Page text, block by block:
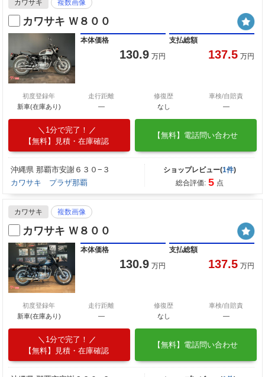
カワサキ 複数画像
カワサキ Ｗ８００
本体価格
130.9 万円
支払総額
137.5 万円
初度登録年
新車(在庫あり)
走行距離
―
修復歴
なし
車検/自賠責
―
1分で完了！
【無料】見積・在庫確認
【無料】電話問い合わせ
沖縄県 那覇市安謝６３０−３
カワサキ プラザ那覇
ショップレビュー(1件)
総合評価: 5 点
カワサキ 複数画像
カワサキ Ｗ８００
本体価格
130.9 万円
支払総額
137.5 万円
初度登録年
新車(在庫あり)
走行距離
―
修復歴
なし
車検/自賠責
―
1分で完了！
【無料】見積・在庫確認
【無料】電話問い合わせ